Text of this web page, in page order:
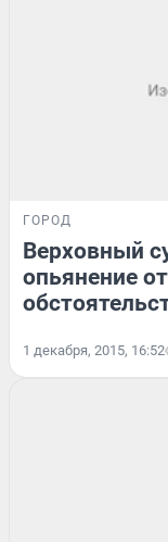
ГОРОД
Верховный
опьянение
1 декабря, 2015, 16:52